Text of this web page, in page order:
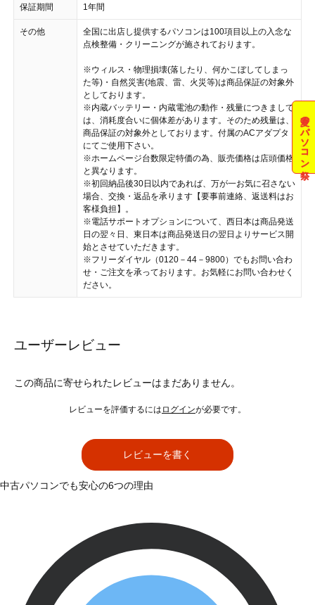
保証期間 1年間
その他
全国に出店し提供するパソコンは100項目以上の入念な
点検整備・クリーニングが施されております。
※ウィルス・物理損壊(落したり、何かこぼしてしまっ
た等)・自然災害(地震、雷、火災等)は商品保証の対象外
としております。
※内蔵バッテリー・内蔵電池の動作・残量につきまして
は、消耗度合いに個体差があります。そのため残量は、
商品保証の対象外としております。付属のACアダプタ
にてご使用下さい。
※ホームページ台数限定特価の為、販売価格は店頭価格
と異なります。
※初回納品後30日以内であれば、万が一お気に召さない
場合、交換・返品を承ります【要事前連絡、返送料はお
客様負担】。
※電話サポートオプションについて、西日本は商品発送
日の翌々日、東日本は商品発送日の翌日よりサービス開
始とさせていただきます。
※フリーダイヤル（0120－44－9800）でもお問い合わ
せ・ご注文を承っております。お気軽にお問い合わせく
ださい。
ユーザーレビュー
この商品に寄せられたレビューはまだありません。
レビューを評価するには ログインが必要です。
レビューを書く
夏のパソコン祭
中古パソコンでも安心の6つの理由